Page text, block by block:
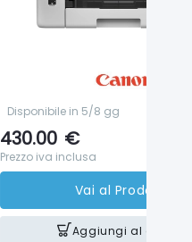
Disponibile in 5/8 gg
430.00 €
Prezzo iva inclusa
Vai al Prodotto
Aggiungi al carrello